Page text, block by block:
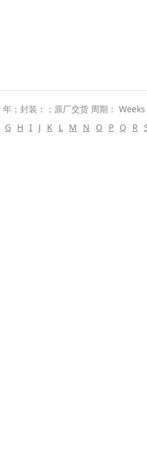
；封装：；原厂交货 周期：
G H I J K L M N O P Q R